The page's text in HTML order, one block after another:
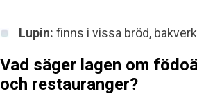
Lupin: finns i vissa bröd,
Vad säger lagen om
och restauranger?